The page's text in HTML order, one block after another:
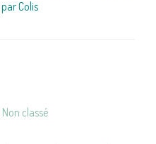
Colis
Non classé